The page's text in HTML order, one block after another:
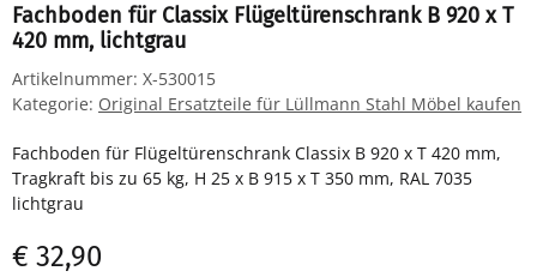
Fachboden für Classix Flügeltürenschrank B 920 x T
420 mm, lichtgrau
Artikelnummer: X-530015
Kategorie: Original Ersatzteile für Lüllmann Stahl Möbel kaufen
Fachboden für Flügeltürenschrank Classix B 920 x T 420 mm,
Tragkraft bis zu 65 kg, H 25 x B 915 x T 350 mm, RAL 7035
lichtgrau
€ 32,90